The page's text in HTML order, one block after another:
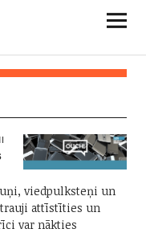
viedpulksteņi un
attīstīties un
var nākties